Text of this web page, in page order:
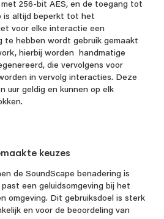
256-bit AES, en de toegang tot
is altijd beperkt tot het
voor elke interactie een
te hebben wordt gebruik gemaakt
hierbij worden handmatige
die vervolgens voor
in vervolg interacties. Deze
uur geldig en kunnen op elk
keuzes
de SoundScape benadering is
een geluidsomgeving bij het
omgeving. Dit gebruiksdoel is sterk
en voor de beoordeling van